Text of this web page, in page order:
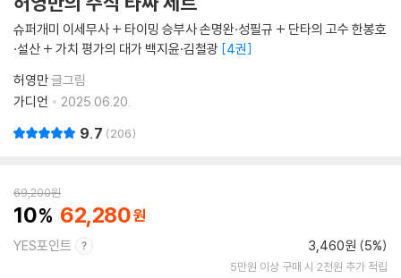
슈퍼개미 이세무사 + 타이밍 승부사 손명완·성필규 + 단타의 고수 한봉호
·설산 + 가치 평가의 대가 백지윤·김철광 4권
허영만글그림
가디언
2025.06.20.
9.7 206
69,200원
10 62,280
YES포인트 3,460원 (5%)
5만원 이상 구매 시 2천원 추가 적립